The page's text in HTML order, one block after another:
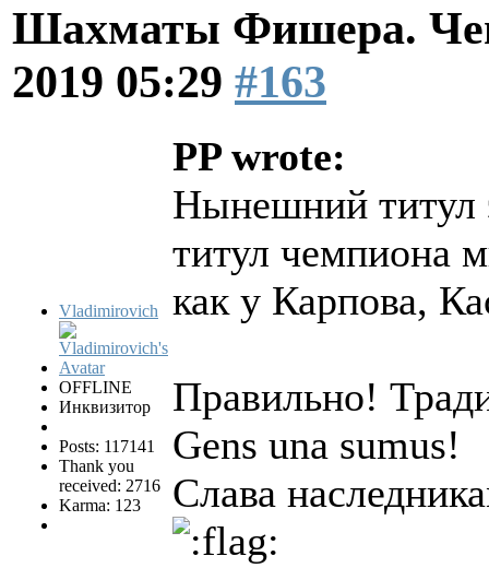
Шахматы Фишера.
2019 05:29 #163
Vladimirovich
OFFLINE
Инквизитор
Posts: 117141
Thank you
received: 2716
Karma: 123
PP wrote:
Нынешний титул
титул чемпиона
как у Карпова,
Правильно!
Gens una sumus!
Слава